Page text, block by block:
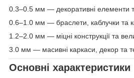
0.3–0.5 мм — декоративні елементи
0.6–1.0 мм — браслети, каблучки та
1.2–2.0 мм — міцні конструкції та
3.0 мм — масивні каркаси, декор та
Основні характеристики